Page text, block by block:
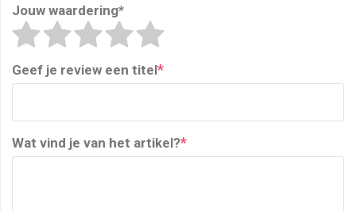
Jouw waardering*
Geef je review een titel*
Wat vind je van het artikel?*